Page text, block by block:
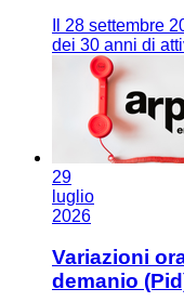
Il 28 settembre
dei 30 anni di
29
luglio
2026
Variazioni
demanio